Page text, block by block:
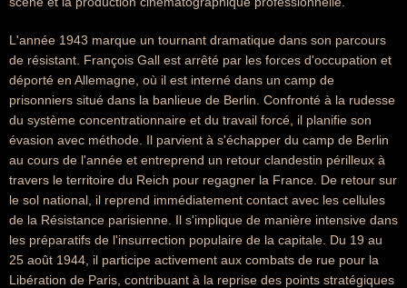
L'année 1943 marque un tournant dramatique dans son parcours
de résistant. François Gall est arrêté par les forces d'occupation et
déporté en Allemagne, où il est interné dans un camp de
prisonniers situé dans la banlieue de Berlin. Confronté à la rudesse
du système concentrationnaire et du travail forcé, il planifie son
évasion avec méthode. Il parvient à s'échapper du camp de Berlin
au cours de l'année et entreprend un retour clandestin périlleux à
travers le territoire du Reich pour regagner la France. De retour sur
le sol national, il reprend immédiatement contact avec les cellules
de la Résistance parisienne. Il s'implique de manière intensive dans
les préparatifs de l'insurrection populaire de la capitale. Du 19 au
25 août 1944, il participe activement aux combats de rue pour la
Libération de Paris, contribuant à la reprise des points stratégiques